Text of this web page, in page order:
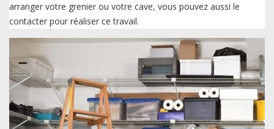
arranger votre grenier ou votre cave, vous pouvez aussi le
contacter pour réaliser ce travail.